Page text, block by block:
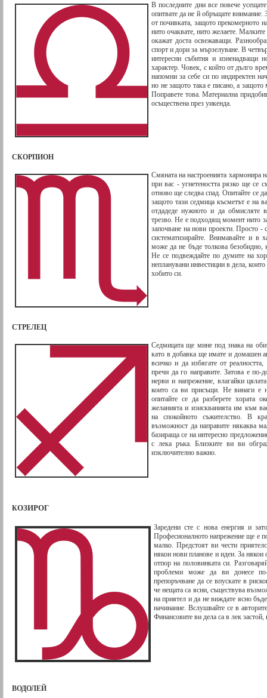
В последните дни все повече
опитвате да не й обръщате внимание.
от почивката, защото прекомерното
нито очаквате, нито желаете.
окажат доста освежаващи.
спорт и дори за мързелуване. В
интересни събития и изненадващи
характер. Човек, с който от дълго
напомни за себе си по индиректен
но не защото така е писано, а
Поправете това. Материална
осъществена през уикенда.
СКОРПИОН
Смяната на настроенията хармонира
при вас - угнетеността рязко ще се
отново ще следва спад. Опитайте се
защото тази седмица късметът е на
отдадеде нужното и да обмисляте
трезво. Не е подходящ момент нито
започване на нови проекти. Просто -
систематизирайте. Внимавайте и в
може да не бъде толкова безобидно,
Не се подвеждайте по думите на
непланувани инвестиции в дела,
хобито си.
СТРЕЛЕЦ
Седмицата ще мине под знака на
като в добавка ще имате и домашен
всичко и да избягате от
пречи да го направите. Затова е по-
нерви и напрежение, влагайки
които са ви присъщи. Не винаги е
опитайте се да разберете хората
желанията и изискванията им към
на спокойното съжителство. В
възможност да направите някаква
базираща се на интересно
с лека ръка. Близките ви ви
изключително важно.
КОЗИРОГ
Заредени сте с нова енергия и
Професионалното напрежение ще е
малко. Предстоят ви чести
някои нови планове и идеи. За някои
отпор на половинката си.
проблеми може да ви донесе
препоръчване да се впускате в
че нещата са ясни, съществува
на приятел и да не виждате ясно
начинание. Вслушвайте се в
Финансовите ви дела са в лек
ВОДОЛЕЙ